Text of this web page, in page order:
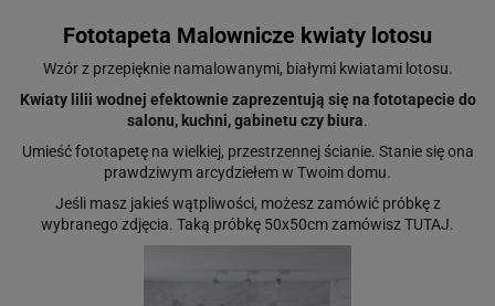
Fototapeta Malownicze kwiaty lotosu
Wzór z przepięknie namalowanymi, białymi kwiatami lotosu.
Kwiaty lilii wodnej efektownie zaprezentują się na fototapecie do
salonu, kuchni, gabinetu czy biura.
Umieść fototapetę na wielkiej, przestrzennej ścianie. Stanie się ona
prawdziwym arcydziełem w Twoim domu.
Jeśli masz jakieś wątpliwości, możesz zamówić próbkę z
wybranego zdjęcia. Taką próbkę 50x50cm zamówiszTUTAJ.